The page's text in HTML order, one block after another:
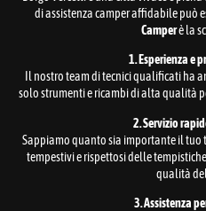
di assistenza camper affidabile può
Camperè la
1. Esperienza e
Il nostro team di tecnici qualificati ha
solo strumenti e ricambi di alta qualità
2. Servizio
Sappiamo quanto sia importante il tuo
tempestivi e rispettosi delle
qualità
3. Assistenza